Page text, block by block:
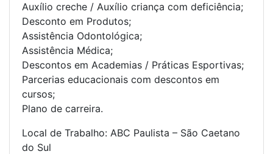
Auxílio creche / Auxílio criança com deficiência;
Desconto em Produtos;
Assistência Odontológica;
Assistência Médica;
Descontos em Academias / Práticas Esportivas;
Parcerias educacionais com descontos em
cursos;
Plano de carreira.
Local de Trabalho: ABC Paulista – São Caetano
do Sul